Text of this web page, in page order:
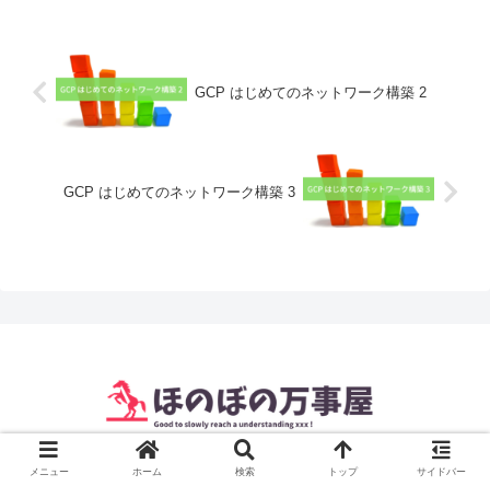
GCP はじめてのネットワーク構築 2
GCP はじめてのネットワーク構築 3
© 2021 ほのぼの万事屋.
メニュー ホーム 検索 トップ サイドバー